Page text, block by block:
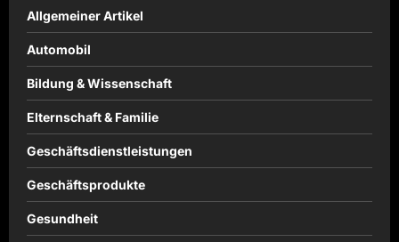
Allgemeiner Artikel
Automobil
Bildung & Wissenschaft
Elternschaft & Familie
Geschäftsdienstleistungen
Geschäftsprodukte
Gesundheit